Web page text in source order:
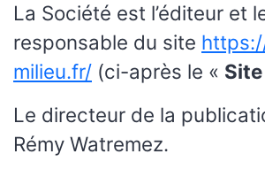
La Société est l’éditeur et
responsable du site
milieu.fr/ (ci-après le « Site
Le directeur de la
Rémy Watremez.